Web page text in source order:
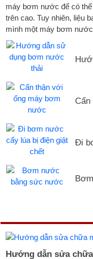
máy bơm nước để có
trên cao. Tuy nhiên, liệu
mình một máy bơm
Đi
Hướng dẫn sửa